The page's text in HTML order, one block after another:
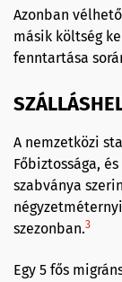
Azonban
másik költség
fenntartása
A nemzetközi
Főbiztossága,
szabványa
szezonban.3
Egy 5 fős